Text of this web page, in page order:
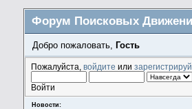
Форум Поисковых
Добро пожаловать, Гость
Пожалуйста, войдите или
Войти
Новости: